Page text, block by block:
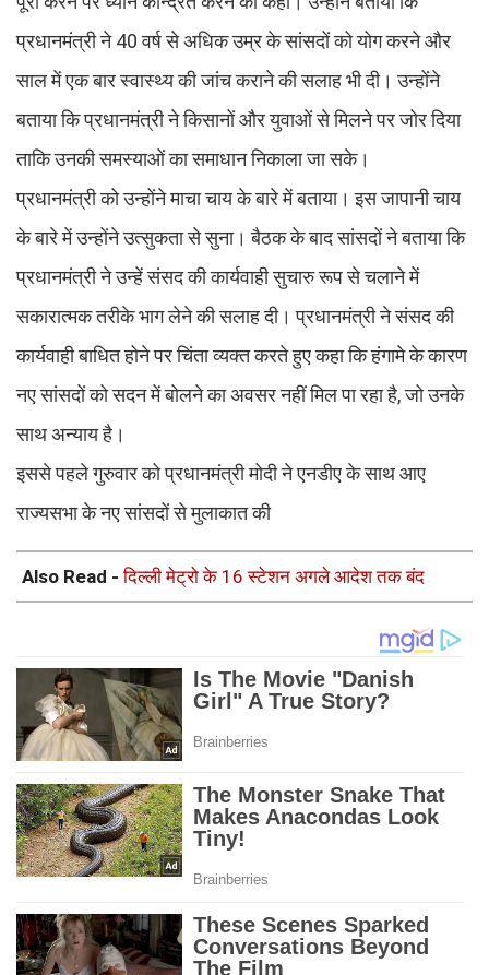
प्रधानमंत्री ने 40 वर्ष से अधिक उम्र के सांसदों को योग करने और
साल में एक बार स्वास्थ्य की जांच कराने की सलाह भी दी। उन्होंने
बताया कि प्रधानमंत्री ने किसानों और युवाओं से मिलने पर जोर दिया
ताकि उनकी समस्याओं का समाधान निकाला जा सके।
प्रधानमंत्री को उन्होंने माचा चाय के बारे में बताया। इस जापानी चाय
के बारे में उन्होंने उत्सुकता से सुना। बैठक के बाद सांसदों ने बताया कि
प्रधानमंत्री ने उन्हें संसद की कार्यवाही सुचारु रूप से चलाने में
सकारात्मक तरीके भाग लेने की सलाह दी। प्रधानमंत्री ने संसद की
कार्यवाही बाधित होने पर चिंता व्यक्त करते हुए कहा कि हंगामे के कारण
नए सांसदों को सदन में बोलने का अवसर नहीं मिल पा रहा है, जो उनके
साथ अन्याय है।
इससे पहले गुरुवार को प्रधानमंत्री मोदी ने एनडीए के साथ आए
राज्यसभा के नए सांसदों से मुलाकात की
Also Read -दिल्ली मेट्रो के 16 स्टेशन अगले आदेश तक बंद